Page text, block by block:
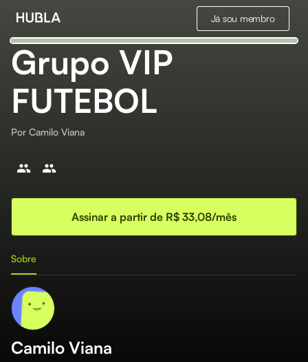
Já sou membro
Grupo VIP
FUTEBOL
Por Camilo Viana
Assinar a partir de R$ 33,08/mês
Sobre
Camilo Viana